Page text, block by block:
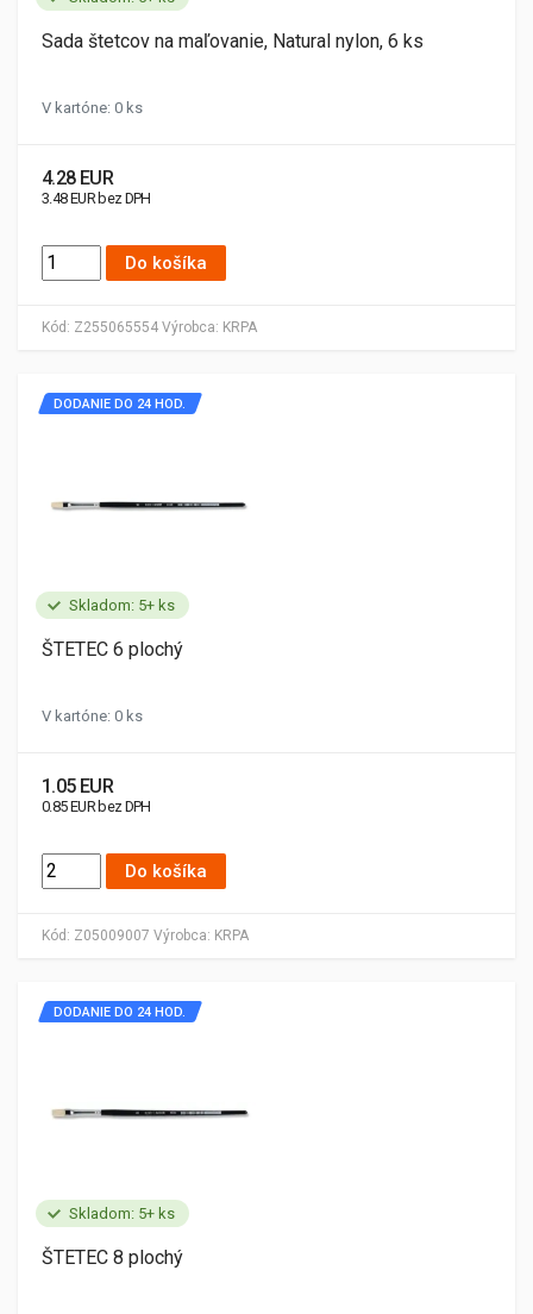
Kód: Z255065554 Výrobca: KRPA
Sada štetcov na maľovanie, Natural nylon, 6 ks
V kartóne: 0 ks
4.28 EUR
3.48 EUR bez DPH
Do košíka
Skladom: 5+ ks
Kód: Z05009007 Výrobca: KRPA
DODANIE DO 24 HOD.
ŠTETEC 6 plochý
V kartóne: 0 ks
1.05 EUR
0.85 EUR bez DPH
Do košíka
Skladom: 5+ ks
DODANIE DO 24 HOD.
ŠTETEC 8 plochý